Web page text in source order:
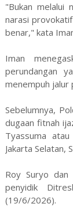
"Bukan melalui
narasi
benar," kata
Iman
perundangan
menempuh jalur
Sebelumnya,
dugaan fitnah
Tyassuma
Jakarta Selatan,
Roy Suryo
penyidik
(19/6/2026).